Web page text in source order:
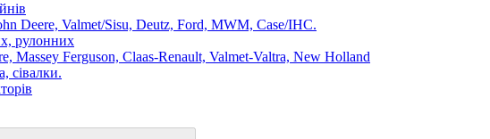
Deere, Valmet/Sisu, Deutz, Ford, MWM, Case/IHC.
рулонних
Massey Ferguson, Claas-Renault, Valmet-Valtra, New Holland
сівалки.